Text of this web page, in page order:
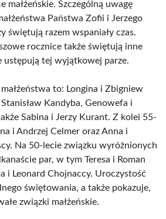
małżeńskie. Szczególną uwagę
Państwa Zofii i Jerzego
świętują razem wspaniały czas.
rocznice także świętują inne
ustępują tej wyjątkowej parze.
to: Longina i Zbigniew
Kandyba, Genowefa i
Sabina i Jerzy Kurant. Z kolei 55-
i Andrzej Celmer oraz Anna i
Na 50-lecie związku wyróżnionych
par, w tym Teresa i Roman
i Leonard Chojnaccy. Uroczystość
świętowania, a także pokazuje,
związki małżeńskie.